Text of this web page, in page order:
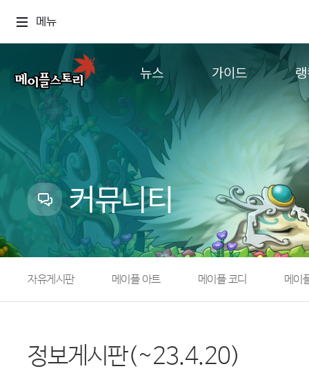
메뉴
뉴스
업데이트
이벤트
캐시샵 공지
메이플 알림판
with maple
가이드
추가정보
컨텐
커뮤니티
자유게시판 메이플 아트 메이플 코디 메이
정보게시판(~23.4.20)